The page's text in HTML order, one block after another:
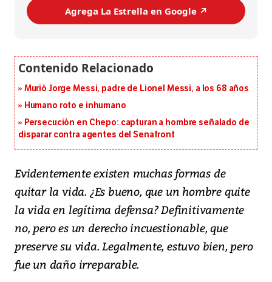
Agrega La Estrella en Google ↗️
Murió Jorge Messi, padre de Lionel Messi, a los 68 años
Humano roto e inhumano
Persecución en Chepo: capturan a hombre señalado de
disparar contra agentes del Senafront
Evidentemente existen muchas formas de
quitar la vida. ¿Es bueno, que un hombre quite
la vida en legítima defensa? Definitivamente
no, pero es un derecho incuestionable, que
preserve su vida. Legalmente, estuvo bien, pero
fue un daño irreparable.